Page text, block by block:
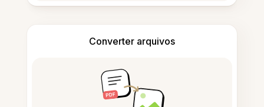
Converter arquivos